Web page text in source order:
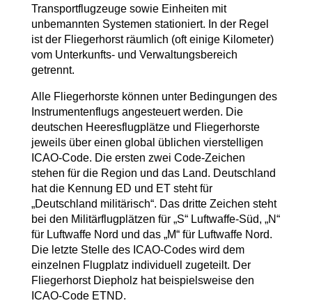
Transportflugzeuge sowie Einheiten mit
unbemannten Systemen stationiert. In der Regel
ist der Fliegerhorst räumlich (oft einige Kilometer)
vom Unterkunfts- und Verwaltungsbereich
getrennt.
Alle Fliegerhorste können unter Bedingungen des
Instrumentenflugs angesteuert werden. Die
deutschen Heeresflugplätze und Fliegerhorste
jeweils über einen global üblichen vierstelligen
ICAO-Code. Die ersten zwei Code-Zeichen
stehen für die Region und das Land. Deutschland
hat die Kennung ED und ET steht für
„Deutschland militärisch“. Das dritte Zeichen steht
bei den Militärflugplätzen für „S“ Luftwaffe-Süd, „N“
für Luftwaffe Nord und das „M“ für Luftwaffe Nord.
Die letzte Stelle des ICAO-Codes wird dem
einzelnen Flugplatz individuell zugeteilt. Der
Fliegerhorst Diepholz hat beispielsweise den
ICAO-Code ETND.